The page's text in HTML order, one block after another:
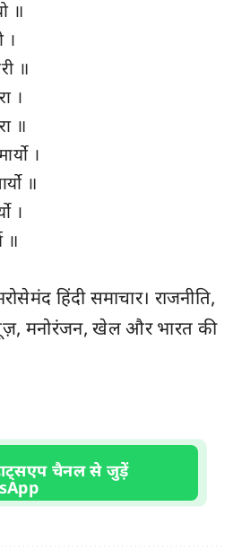
॥
।
॥
।
॥
।
॥
।
॥
हिंदी समाचार। राजनीति,
मनोरंजन, खेल औरभारत की
चैनल से जुड़ें